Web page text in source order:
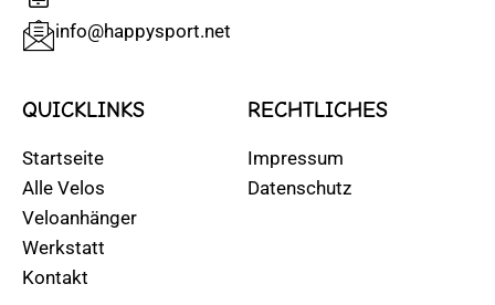
info@happysport.net
QUICKLINKS
Startseite
Alle Velos
Veloanhänger
Werkstatt
Kontakt
RECHTLICHES
Impressum
Datenschutz